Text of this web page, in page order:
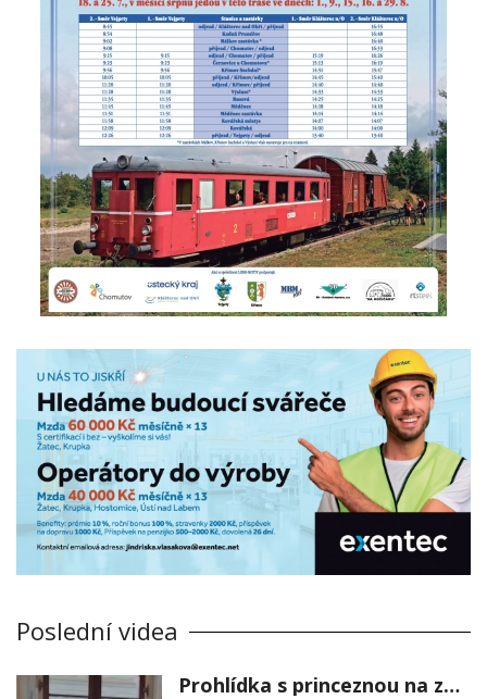
Poslední videa
Prohlídka s princeznou na zámku Stekník